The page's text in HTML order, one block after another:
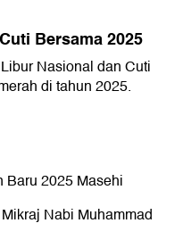
Bersama 2025
Nasional dan Cuti
di tahun 2025.
Baru 2025 Masehi
Nabi Muhammad